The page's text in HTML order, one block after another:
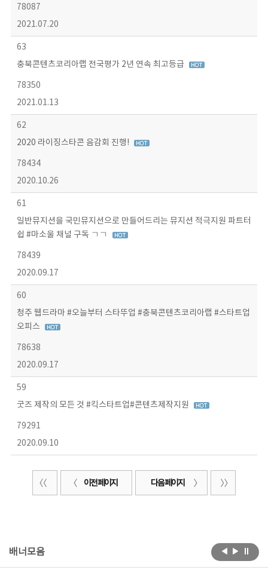
78087
2021.07.20
63
충북콘텐츠코리아랩 전국평가 2년 연속 최고등급
78350
2021.01.13
62
2020 라이징스타콘 음감회 진행!
78434
2020.10.26
61
일반뮤지션을 국민뮤지션으로 만들어드리는 뮤지션 적극지원 파트터
쉽 #마소울 채널 구독 ㄱㄱ
78439
2020.09.17
60
청주 웹드라마 #오늘부터 스타뚜업 #충북콘텐츠코리아랩 #스타트업
오피스
78638
2020.09.17
59
굿즈 제작의 모든 것 #킥스타트업#콘텐츠제작지원
79291
2020.09.10
이전 페이지 다음 페이지
배너모음